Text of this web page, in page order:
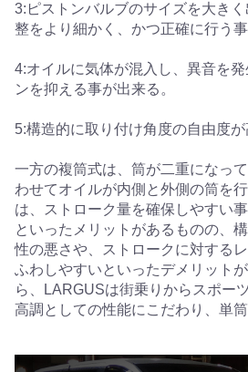
3:ピストンバルブのサイズを大き
整をより細かく、かつ正確に行う事
4:オイルに気体が混入し、異音を
ンを抑える事が出来る。
5:構造的に取り付け角度の自由度が
一方の複筒式は、筒が二重になっ
わせてオイルが内側と外側の筒を
は、ストローク量を確保しやすい
といったメリットがあるものの、
性の悪さや、ストロークに対する
ふわしやすいといったデメリット
ら、LARGUSは街乗りからスポー
高調としての性能にこだわり、単